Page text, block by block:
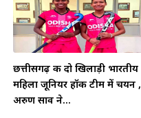
छत्तीसगढ़ की दो खिलाड़ी भारतीय
महिला जूनियर हॉकी टीम में चयन ,
अरुण साव ने...